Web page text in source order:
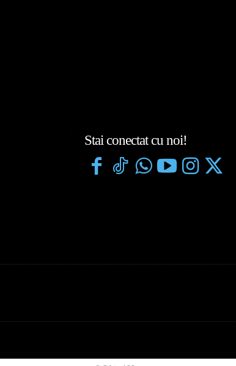
Stai conectat cu noi!